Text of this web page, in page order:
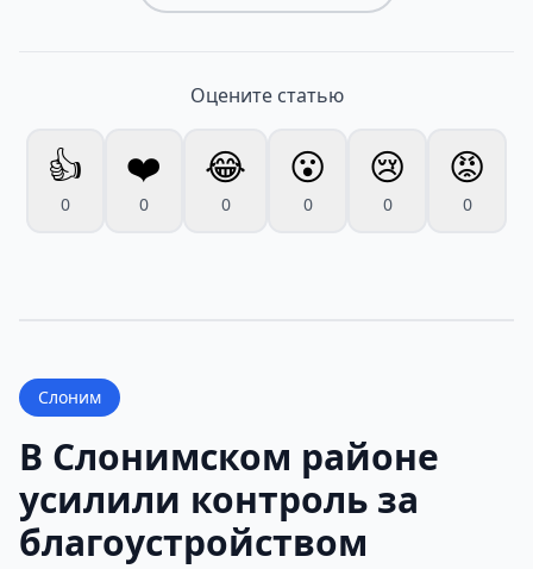
Оцените статью
👍
0
❤️
0
😂
0
😮
0
😢
0
😡
0
Слоним
В Слонимском районе
усилили контроль за
благоустройством